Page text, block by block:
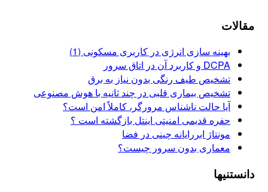
بهینه سازی انرژی در کاربری مسکونی (1)
DCPA و کاربرد آن در اتاق سرور
تشخیص طیف رنگی بدون نیاز به برق
تشخیص بیماری قلبی در چند ثانیه با هوش مصنوعی
آیا حالت ناشناس مرورگر، کاملاً امن است؟
حفره قدیمی امنیتی اینتل بازگشته است ؟
مونتاژ ابررایانه چینی در فضا
معماری بدون سرور چیست؟